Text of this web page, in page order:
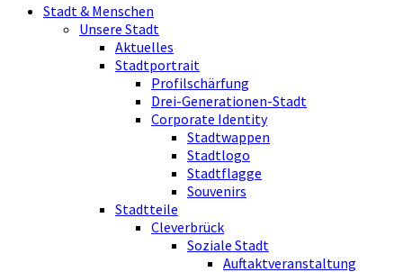
Stadt & Menschen
Unsere Stadt
Aktuelles
Stadtportrait
Profilschärfung
Drei-Generationen-Stadt
Corporate Identity
Stadtwappen
Stadtlogo
Stadtflagge
Souvenirs
Stadtteile
Cleverbrück
Soziale Stadt
Auftaktveranstaltung